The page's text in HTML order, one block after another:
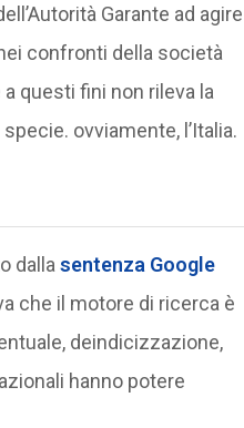
Garante ad agire
confronti della società
questi fini non rileva la
ovviamente, l’Italia.
dallasentenza Google
che il motore di ricerca è
deindicizzazione,
hanno potere